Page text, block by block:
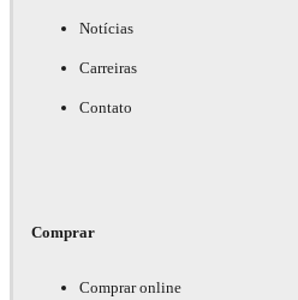
Notícias
Carreiras
Contato
Comprar
Comprar online